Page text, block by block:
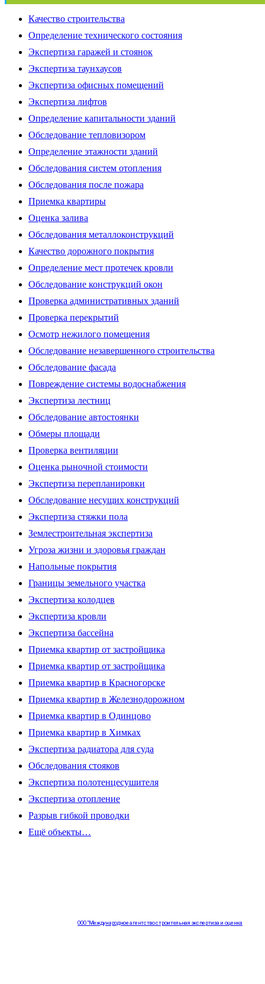
Качество строительства
Определение технического состояния
Экспертиза гаражей и стоянок
Экспертиза таунхаусов
Экспертиза офисных помещений
Экспертиза лифтов
Определение капитальности зданий
Обследование тепловизором
Определение этажности зданий
Обследования систем отопления
Обследования после пожара
Приемка квартиры
Оценка залива
Обследования металлоконструкций
Качество дорожного покрытия
Определение мест протечек кровли
Обследование конструкций окон
Проверка административных зданий
Проверка перекрытий
Осмотр нежилого помещения
Обследование незавершенного строительства
Обследование фасада
Повреждение системы водоснабжения
Экспертиза лестниц
Обследование автостоянки
Обмеры площади
Проверка вентиляции
Оценка рыночной стоимости
Экспертиза перепланировки
Обследование несущих конструкций
Экспертиза стяжки пола
Землестроительная экспертиза
Угроза жизни и здоровья граждан
Напольные покрытия
Границы земельного участка
Экспертиза колодцев
Экспертиза кровли
Экспертиза бассейна
Приемка квартир от застройщика
Приемка квартир от застройщика
Приемка квартир в Красногорске
Приемка квартир в Железнодорожном
Приемка квартир в Одинцово
Приемка квартир в Химках
Экспертиза радиатора для суда
Обследования стояков
Экспертиза полотенцесушителя
Экспертиза отопление
Разрыв гибкой проводки
Ещё объекты…
ООО "Международное агентство строительная экспертиза и оценка